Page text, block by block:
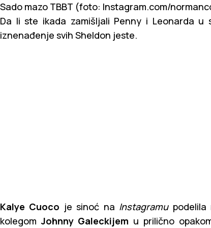
Sado mazo TBBT (foto: Instagram.com/
Da li ste ikada zamišljali Penny i Leonarda u
iznenađenje svih Sheldon jeste.
Kalye Cuoco je sinoć na Instagramupodelila
kolegomJohnny Galeckijem u prilično